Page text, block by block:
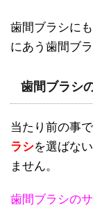
歯間ブラシに
にあう歯間ブ
歯間ブラシ
当たり前の事で
ラシを選ばな
ません。
歯間ブラシの